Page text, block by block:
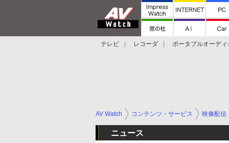
テレビ レコーダ
ポータブルオーディ
AV Watch コンテンツ・サービス 映像配信
ニュース